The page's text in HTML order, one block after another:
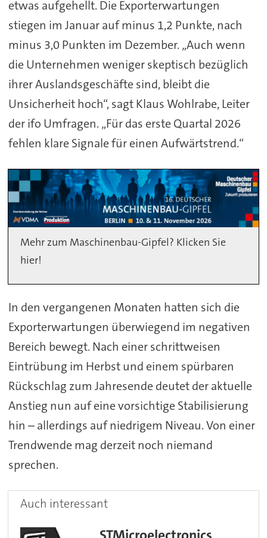
etwas aufgehellt. Die Exporterwartungen
stiegen im Januar auf minus 1,2 Punkte, nach
minus 3,0 Punkten im Dezember. „Auch wenn
die Unternehmen weniger skeptisch bezüglich
ihrer Auslandsgeschäfte sind, bleibt die
Unsicherheit hoch“, sagt Klaus Wohlrabe, Leiter
der ifo Umfragen. „Für das erste Quartal 2026
fehlen klare Signale für einen Aufwärtstrend.“
Mehr zum Maschinenbau-Gipfel? Klicken Sie
hier!
In den vergangenen Monaten hatten sich die
Exporterwartungen überwiegend im negativen
Bereich bewegt. Nach einer schrittweisen
Eintrübung im Herbst und einem spürbaren
Rückschlag zum Jahresende deutet der aktuelle
Anstieg nun auf eine vorsichtige Stabilisierung
hin – allerdings auf niedrigem Niveau. Von einer
Trendwende mag derzeit noch niemand
sprechen.
Auch interessant